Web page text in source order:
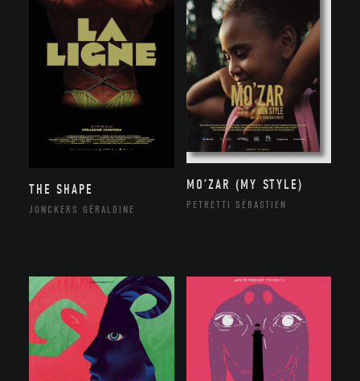
THE SHAPE
JONCKERS GÉRALDINE
MO’ZAR (MY STYLE)
PETRETTI SÉBASTIEN